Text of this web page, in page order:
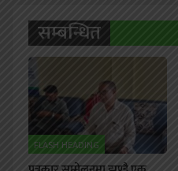
सम्बन्धित
FLASH HEADING